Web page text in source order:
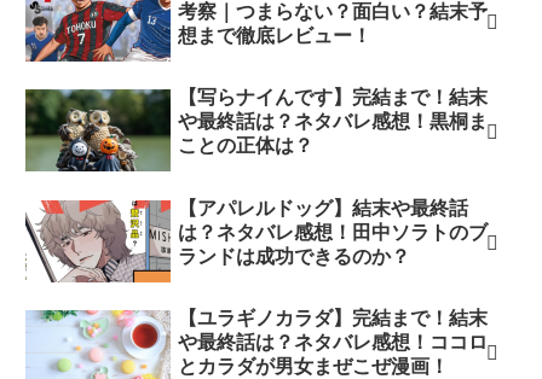
考察｜つまらない？面白い？結末予
想まで徹底レビュー！
【写らナイんです】完結まで！結末
や最終話は？ネタバレ感想！黒桐ま
ことの正体は？
【アパレルドッグ】結末や最終話
は？ネタバレ感想！田中ソラトのブ
ランドは成功できるのか？
【ユラギノカラダ】完結まで！結末
や最終話は？ネタバレ感想！ココロ
とカラダが男女まぜこぜ漫画！